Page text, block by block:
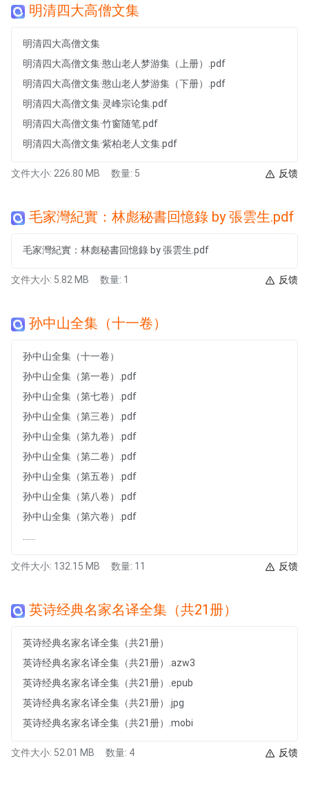
明清四大高僧文集
明清四大高僧文集
明清四大高僧文集·憨山老人梦游集（上册）.pdf
明清四大高僧文集·憨山老人梦游集（下册）.pdf
明清四大高僧文集·灵峰宗论集.pdf
明清四大高僧文集·竹窗随笔.pdf
明清四大高僧文集·紫柏老人文集.pdf
文件大小: 226.80 MB 数量: 5 反馈
毛家灣紀實：林彪秘書回憶錄 by 張雲生.pdf
毛家灣紀實：林彪秘書回憶錄 by 張雲生.pdf
文件大小: 5.82 MB 数量: 1 反馈
孙中山全集（十一卷）
孙中山全集（十一卷）
孙中山全集（第一卷）.pdf
孙中山全集（第七卷）.pdf
孙中山全集（第三卷）.pdf
孙中山全集（第九卷）.pdf
孙中山全集（第二卷）.pdf
孙中山全集（第五卷）.pdf
孙中山全集（第八卷）.pdf
孙中山全集（第六卷）.pdf
文件大小: 132.15 MB 数量: 11 反馈
英诗经典名家名译全集（共21册）
英诗经典名家名译全集（共21册）
英诗经典名家名译全集（共21册）.azw3
英诗经典名家名译全集（共21册）.epub
英诗经典名家名译全集（共21册）.jpg
英诗经典名家名译全集（共21册）.mobi
文件大小: 52.01 MB 数量: 4 反馈